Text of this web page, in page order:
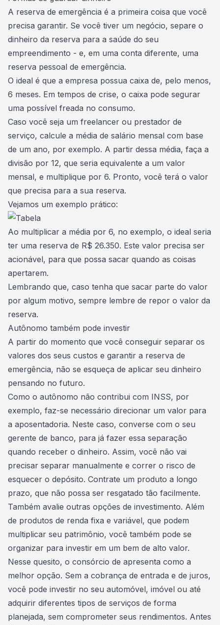
A reserva de emergência é a primeira coisa que você
precisa garantir. Se você tiver um negócio, separe o
dinheiro da reserva para a saúde do seu
empreendimento - e, em uma conta diferente, uma
reserva pessoal de emergência.
O ideal é que a empresa possua caixa de, pelo menos,
6 meses. Em tempos de crise, o caixa pode segurar
uma possível freada no consumo.
Caso você seja um freelancer ou prestador de
serviço, calcule a média de salário mensal com base
de um ano, por exemplo. A partir dessa média, faça a
divisão por 12, que seria equivalente a um valor
mensal, e multiplique por 6. Pronto, você terá o valor
que precisa para a sua reserva.
Vejamos um exemplo prático:
Ao multiplicar a média por 6, no exemplo, o ideal seria
ter uma reserva de R$ 26.350. Este valor precisa ser
acionável, para que possa sacar quando as coisas
apertarem.
Lembrando que, caso tenha que sacar parte do valor
por algum motivo, sempre lembre de repor o valor da
reserva.
Autônomo também pode investir
A partir do momento que você conseguir separar os
valores dos seus custos e garantir a reserva de
emergência, não se esqueça de aplicar seu dinheiro
pensando no futuro.
Como o autônomo não contribui com INSS, por
exemplo, faz-se necessário direcionar um valor para
a aposentadoria. Neste caso, converse com o seu
gerente de banco, para já fazer essa separação
quando receber o dinheiro. Assim, você não vai
precisar separar manualmente e correr o risco de
esquecer o depósito. Contrate um produto a longo
prazo, que não possa ser resgatado tão facilmente.
Também avalie outras opções de investimento. Além
de produtos de renda fixa e variável, que podem
multiplicar seu patrimônio, você também pode se
organizar para investir em um bem de alto valor.
Nesse quesito, o consórcio de apresenta como a
melhor opção. Sem a cobrança de entrada e de juros,
você pode investir no seu automóvel, imóvel ou até
adquirir diferentes tipos de serviços de forma
planejada, sem comprometer seus rendimentos. Antes